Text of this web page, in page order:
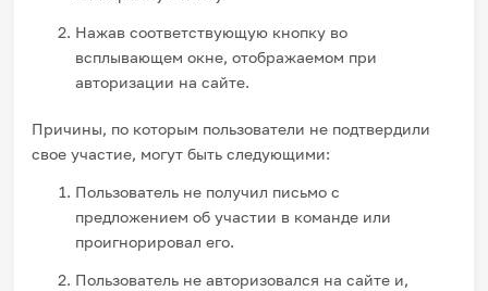
Нажав соответствующую кнопку во
всплывающем окне, отображаемом при
авторизации на сайте.
Причины, по которым пользователи не подтвердили
свое участие, могут быть следующими:
Пользователь не получил письмо с
предложением об участии в команде или
проигнорировал его.
Пользователь не авторизовался на сайте и,